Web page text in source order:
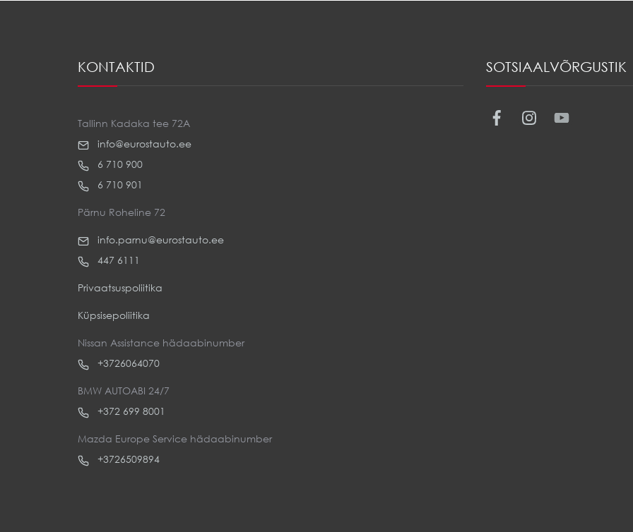
KONTAKTID
Tallinn Kadaka tee 72A
info@eurostauto.ee
6 710 900
6 710 901
Pärnu Roheline 72
info.parnu@eurostauto.ee
447 6111
Privaatsuspoliitika
Küpsisepoliitika
Nissan Assistance hädaabinumber
+3726064070
BMW AUTOABI 24/7
+372 699 8001
Mazda Europe Service hädaabinumber
+3726509894
SOTSIAALVÕRGUSTIK
Facebook